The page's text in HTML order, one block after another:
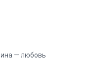
— любовь